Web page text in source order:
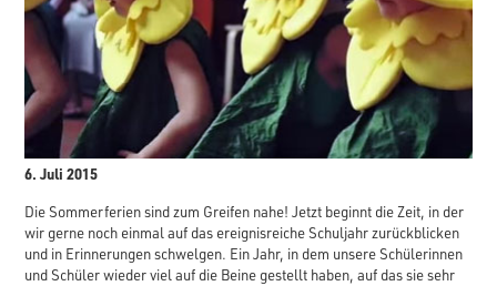
6. Juli 2015
Die Sommerferien sind zum Greifen nahe! Jetzt beginnt die Zeit, in der
wir gerne noch einmal auf das ereignisreiche Schuljahr zurückblicken
und in Erinnerungen schwelgen. Ein Jahr, in dem unsere Schülerinnen
und Schüler wieder viel auf die Beine gestellt haben, auf das sie sehr